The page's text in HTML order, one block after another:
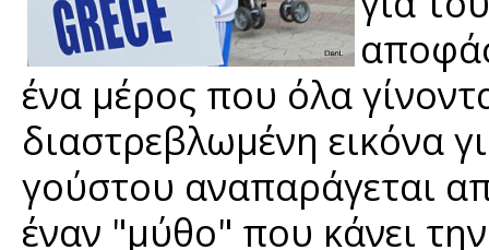
ένα μέρος που όλα
διαστρεβλωμένη εικόνα
γούστου αναπαράγεται
έναν "μύθο" που κάνει